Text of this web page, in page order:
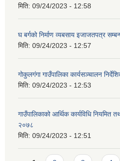
मिति: 09/24/2023 - 12:58
घ बर्गको निर्माण व्यबसाय इजाजतपत्र
मिति: 09/24/2023 - 12:57
गोकुलगंगा गाउँपालिका कार्यसञ्चालन
मिति: 09/24/2023 - 12:53
गाउँपालिकाको आर्थिक कार्यविधि नियमित
२०७८
मिति: 09/24/2023 - 12:51